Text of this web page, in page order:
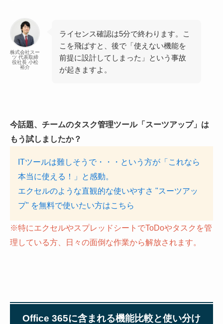
株式会社スー
ツ 代表取締
役社長 小松
裕介
ライセンス確認は5分で終わります。こ
こを飛ばすと、後で「使えない機能を
前提に設計してしまった」という事故
が起きますよ。
今話題、チームのタスク管理ツール「スーツアップ」は
もう試しましたか？
ITツールは難しそうで・・・という方が「これなら
本当に使える！」と感動。
エクセルのような直観的な使いやすさ "スーツアッ
プ" を無料で使いたい方はこちら
※特にエクセルやスプレッドシートでToDoやタスクを管
理している方、日々の面倒な作業から解放されます。
Office 365に含まれる機能比較と使い分け